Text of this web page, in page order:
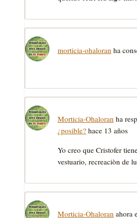
morticia-ohaloran ha
Morticia-Ohaloran ha
¿posible? hace 13 años
Yo creo que Cristofer
vestuario, recreaciòn de
Morticia-Ohaloran ahora